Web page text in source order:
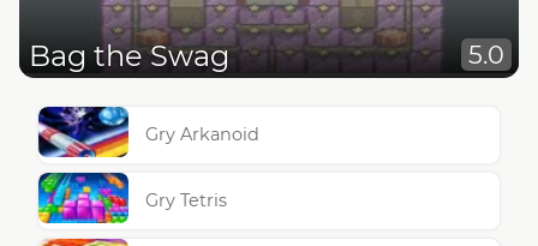
Bag the Swag 5.0
Gry Arkanoid
Gry Tetris